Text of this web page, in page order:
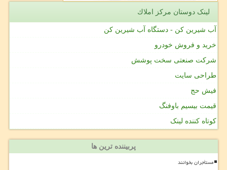
لینک دوستان مركز املاك
آب شیرین کن - دستگاه آب شیرین کن
خرید و فروش خودرو
شرکت صنعتی سخت پوشش
طراحی سایت
فیش حج
قیمت بیسیم باوفنگ
کوتاه کننده لینک
پربیننده ترین ها
مستأجران بخوانند